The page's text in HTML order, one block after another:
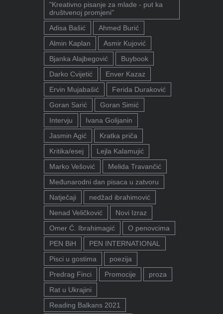
"Kreativno pisanje za mlade - put ka
društvenoj promjeni"
Adisa Bašić
Ahmed Burić
Almin Kaplan
Asmir Kujović
Bjanka Alajbegović
Buybook
Darko Cvijetić
Enver Kazaz
Ervin Mujabašić
Ferida Duraković
Goran Sarić
Goran Simić
Intervju
Ivana Golijanin
Jasmin Agić
Kratka priča
Kritika/esej
Lejla Kalamujić
Marko Vešović
Melida Travančić
Međunarodni dan pisaca u zatvoru
Natječaji
nedžad ibrahimović
Nenad Veličković
Novi Izraz
Omer Ć. Ibrahimagić
O penovcima
PEN BiH
PEN INTERNATIONAL
Pisci u gostima
poezija
Predrag Finci
Promocije
proza
Rat u Ukrajini
Reading Balkans 2021